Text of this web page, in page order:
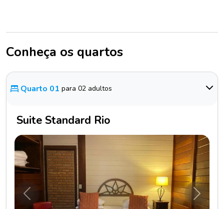
Conheça os quartos
Quarto 01 para 02 adultos
Suite Standard Rio
Anterior